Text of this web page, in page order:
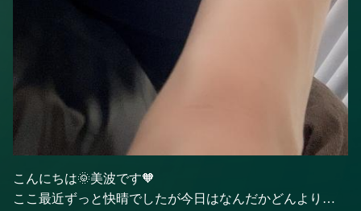
こんにちは🌞美波です🧡
ここ最近ずっと快晴でしたが今日はなんだかどんより…